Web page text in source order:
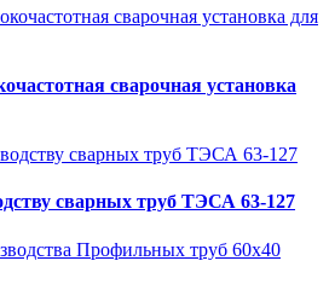
сварочная установка
сварных труб ТЭСА 63-127